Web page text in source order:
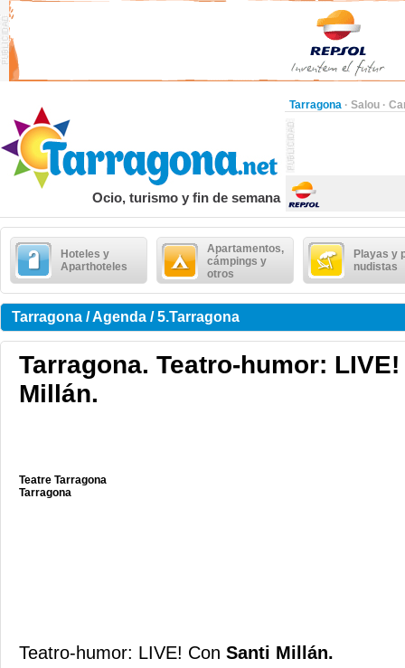
Tarragona · Salou ·
Ocio, turismo y fin de semana
Hoteles y
Aparthoteles
Apartamentos,
cámpings y
otros
Playas y
nudistas
Tarragona / Agenda / 5.Tarragona
Tarragona. Teatro-humor:
Millán.
Teatre Tarragona
Tarragona
Teatro-humor: LIVE! Con Santi Millán.